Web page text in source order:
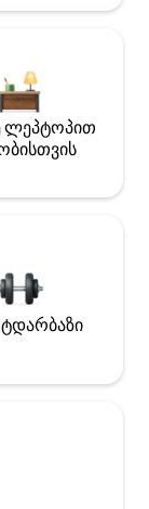
ლეპტოპით